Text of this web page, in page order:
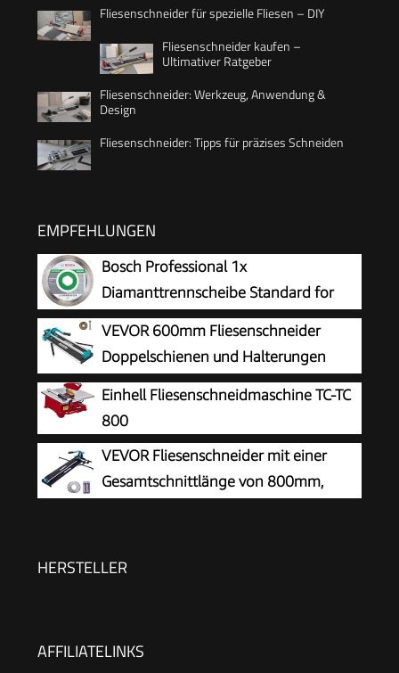
Fliesenschneider für spezielle Fliesen – DIY
Fliesenschneider kaufen –
Ultimativer Ratgeber
Fliesenschneider: Werkzeug, Anwendung &
Design
Fliesenschneider: Tipps für präzises Schneiden
EMPFEHLUNGEN
Bosch Professional 1x
Diamanttrennscheibe Standard for
Ceramic (für Stein, Keramik, Fliesen,
Marmor, Ø 125 x 22,23 x 1,6 x 7 mm, Zubehör
für Winkelschleifer)
VEVOR 600mm Fliesenschneider
Doppelschienen und Halterungen
Manueller Fliesenschneider 3/5 in
Kappe mit Präzisionslaser Manuelle
Fliesenschneider-Werkzeuge zum
Präzisionsschneiden (600mm)
Einhell Fliesenschneidmaschine TC-TC
800
VEVOR Fliesenschneider mit einer
Gesamtschnittlänge von 800mm,
inkl. Extra Schneidrad Fliesenverlegungs-&
HERSTELLER
AFFILIATELINKS